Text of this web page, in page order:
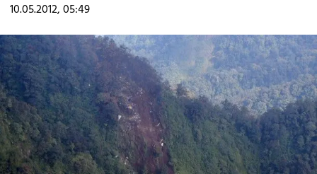
10.05.2012, 05:49